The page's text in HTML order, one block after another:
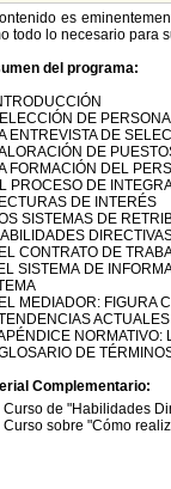
es
todo lo necesario para
del programa:
DE
ENTREVISTA DE
DE
FORMACIÓN DEL
PROCESO DE
DE INTERÉS
SISTEMAS DE
CONTRATO DE
SISTEMA DE
MEDIADOR: FIGURA
NORMATIVO:
DE
Complementario:
Curso de "Habilidades
Curso sobre "Cómo